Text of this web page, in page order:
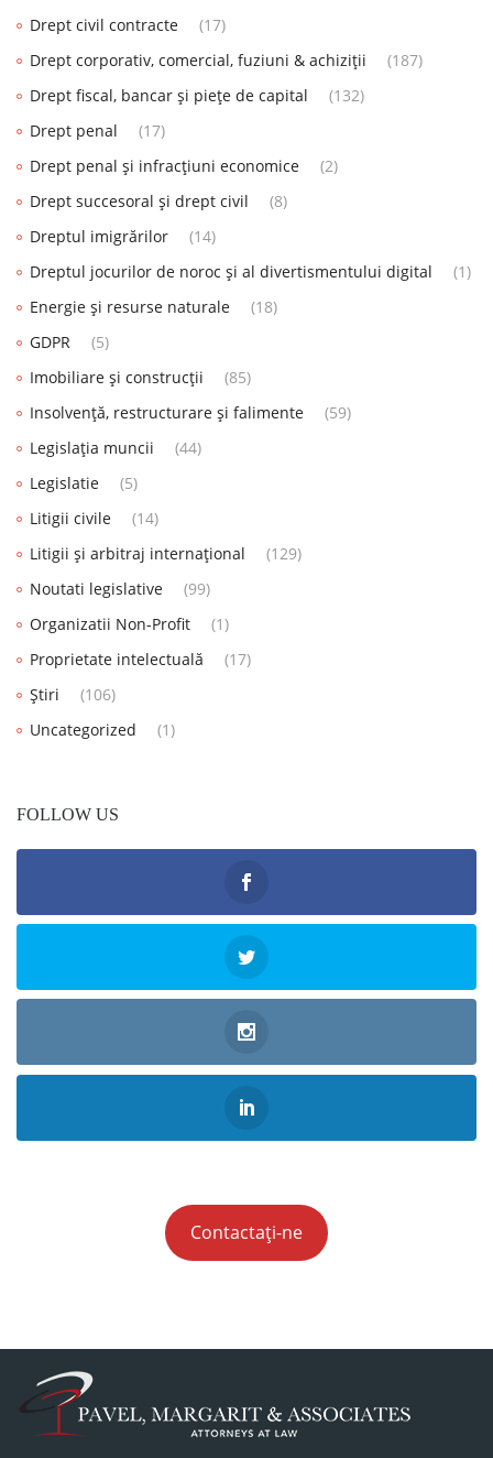
Drept civil contracte
(17)
Drept corporativ, comercial, fuziuni & achiziții
(187)
Drept fiscal, bancar și piețe de capital
(132)
Drept penal
(17)
Drept penal și infracțiuni economice
(2)
Drept succesoral și drept civil
(8)
Dreptul imigrărilor
(14)
Dreptul jocurilor de noroc și al divertismentului digital
(1)
Energie și resurse naturale
(18)
GDPR
(5)
Imobiliare și construcții
(85)
Insolvență, restructurare și falimente
(59)
Legislația muncii
(44)
Legislatie
(5)
Litigii civile
(14)
Litigii și arbitraj internațional
(129)
Noutati legislative
(99)
Organizatii Non-Profit
(1)
Proprietate intelectuală
(17)
Știri
(106)
Uncategorized
(1)
FOLLOW US
Contactați-ne